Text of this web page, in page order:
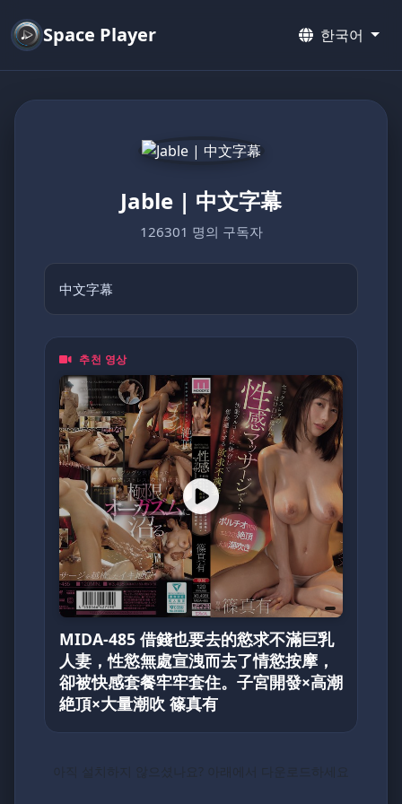
Space Player 한국어
Jable | 中文字幕
126301 명의 구독자
中文字幕
추천 영상
MIDA-485 借錢也要去的慾求不滿巨乳
人妻，性慾無處宣洩而去了情慾按摩，
卻被快感套餐牢牢套住。子宮開發×高潮
絶頂×大量潮吹 篠真有
아직 설치하지 않으셨나요? 아래에서 다운로드하세요